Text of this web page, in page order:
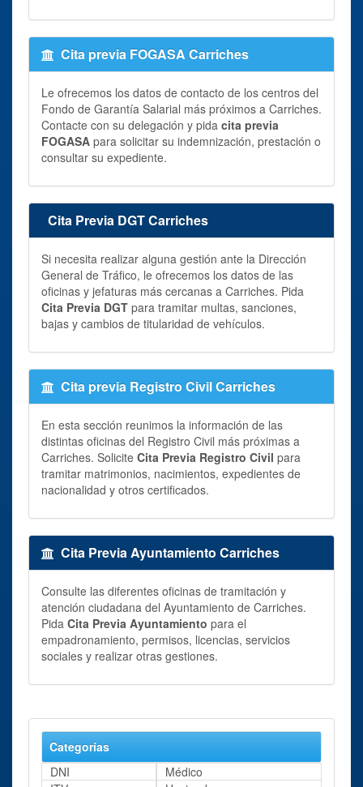
Cita previa FOGASA Carriches
Le ofrecemos los datos de contacto de los centros del
Fondo de Garantía Salarial más próximos a Carriches.
Contacte con su delegación y pida cita previa
FOGASA para solicitar su indemnización, prestación o
consultar su expediente.
Cita Previa DGT Carriches
Si necesita realizar alguna gestión ante la Dirección
General de Tráfico, le ofrecemos los datos de las
oficinas y jefaturas más cercanas a Carriches. Pida
Cita Previa DGT para tramitar multas, sanciones,
bajas y cambios de titularidad de vehículos.
Cita previa Registro Civil Carriches
En esta sección reunimos la información de las
distintas oficinas del Registro Civil más próximas a
Carriches. Solicite Cita Previa Registro Civil para
tramitar matrimonios, nacimientos, expedientes de
nacionalidad y otros certificados.
Cita Previa Ayuntamiento Carriches
Consulte las diferentes oficinas de tramitación y
atención ciudadana del Ayuntamiento de Carriches.
Pida Cita Previa Ayuntamiento para el
empadronamiento, permisos, licencias, servicios
sociales y realizar otras gestiones.
Categorías
DNI
Médico